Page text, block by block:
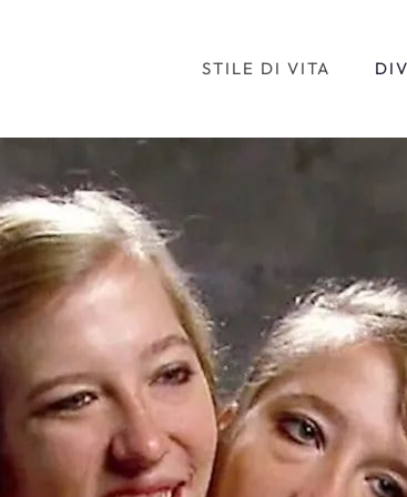
STILE DI VITA